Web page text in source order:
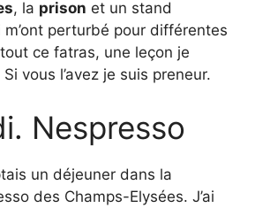
, la prison et un stand
m’ont perturbé pour différentes
ce fatras, une leçon je
vous l’avez je suis preneur.
Nespresso
un déjeuner dans la
des Champs-Elysées. J’ai